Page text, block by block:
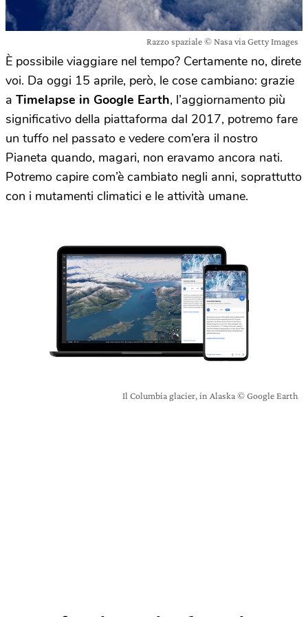
Razzo spaziale © Nasa via Getty Images
È possibile viaggiare nel tempo? Certamente no, direte
voi. Da oggi 15 aprile, però, le cose cambiano: grazie
a Timelapse in Google Earth, l’aggiornamento più
significativo della piattaforma dal 2017, potremo fare
un tuffo nel passato e vedere com’era il nostro
Pianeta quando, magari, non eravamo ancora nati.
Potremo capire com’è cambiato negli anni, soprattutto
con i mutamenti climatici e le attività umane.
Il Columbia glacier, in Alaska © Google Earth